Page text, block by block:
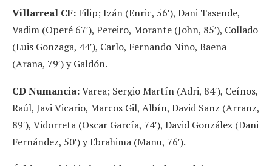
Villarreal CF: Filip; Izán (Enric, 56′), Dani Tasende,
Vadim (Operé 67′), Pereiro, Morante (John, 85′), Collado
(Luis Gonzaga, 44′), Carlo, Fernando Niño, Baena
(Arana, 79′) y Galdón.
CD Numancia:Varea; Sergio Martín (Adri, 84′), Ceínos,
Raúl, Javi Vicario, Marcos Gil, Albín, David Sanz (Arranz,
89′), Vidorreta (Oscar García, 74′), David González (Dani
Fernández, 50′) y Ebrahima (Manu, 76′).